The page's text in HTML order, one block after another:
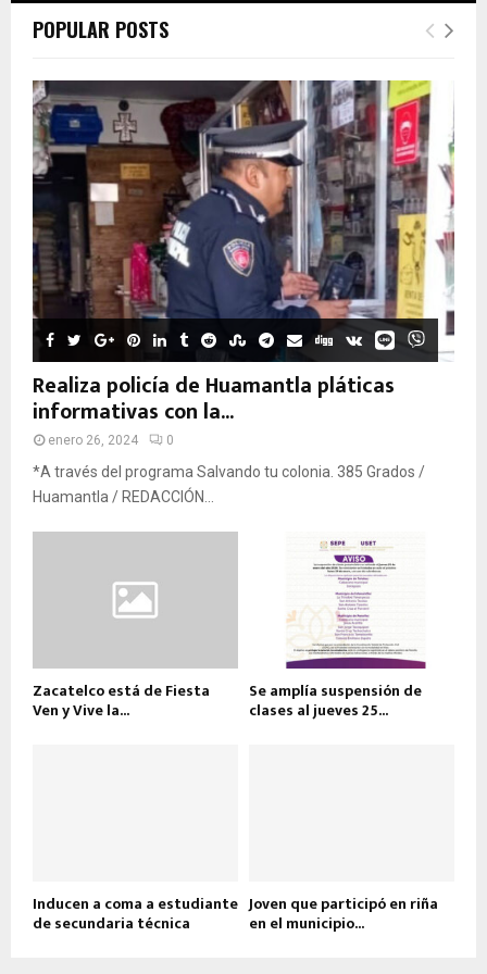
POPULAR POSTS
Realiza policía de Huamantla pláticas
informativas con la...
enero 26, 2024 0
*A través del programa Salvando tu colonia. 385 Grados /
Huamantla / REDACCIÓN...
Zacatelco está de Fiesta
Ven y Vive la...
Se amplía suspensión de
clases al jueves 25...
Inducen a coma a estudiante
de secundaria técnica
Joven que participó en riña
en el municipio...